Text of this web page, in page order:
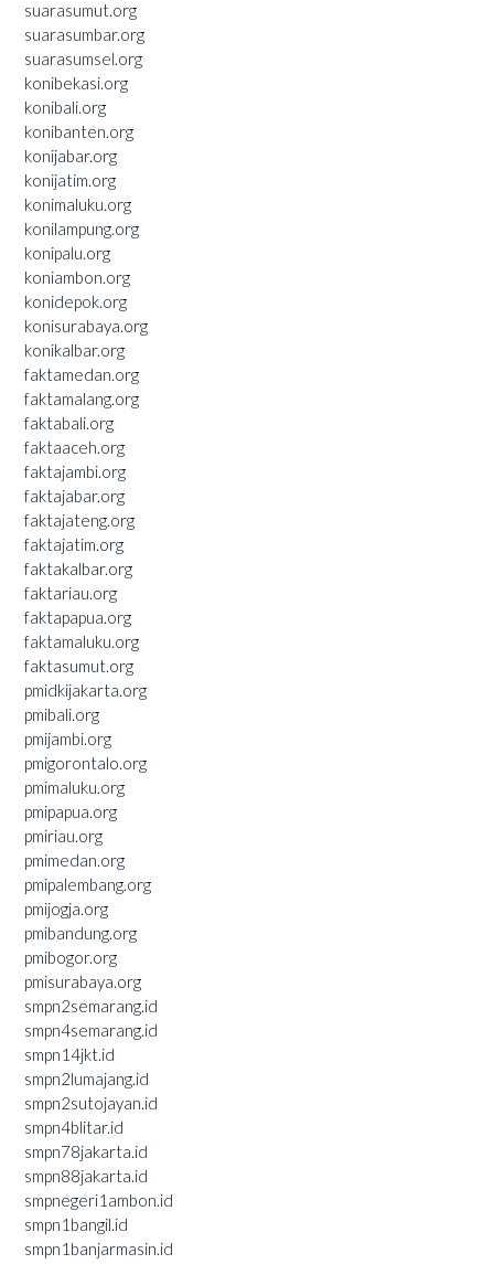
suarasumut.org
suarasumbar.org
suarasumsel.org
konibekasi.org
konibali.org
konibanten.org
konijabar.org
konijatim.org
konimaluku.org
konilampung.org
konipalu.org
koniambon.org
konidepok.org
konisurabaya.org
konikalbar.org
faktamedan.org
faktamalang.org
faktabali.org
faktaaceh.org
faktajambi.org
faktajabar.org
faktajateng.org
faktajatim.org
faktakalbar.org
faktariau.org
faktapapua.org
faktamaluku.org
faktasumut.org
pmidkijakarta.org
pmibali.org
pmijambi.org
pmigorontalo.org
pmimaluku.org
pmipapua.org
pmiriau.org
pmimedan.org
pmipalembang.org
pmijogja.org
pmibandung.org
pmibogor.org
pmisurabaya.org
smpn2semarang.id
smpn4semarang.id
smpn14jkt.id
smpn2lumajang.id
smpn2sutojayan.id
smpn4blitar.id
smpn78jakarta.id
smpn88jakarta.id
smpnegeri1ambon.id
smpn1bangil.id
smpn1banjarmasin.id